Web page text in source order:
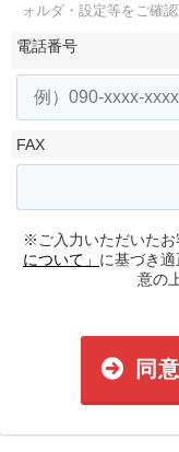
ォルダ・設定等をご確認
電話番号
FAX
※ご入力いただいたお
について」 に基づき
意の
同